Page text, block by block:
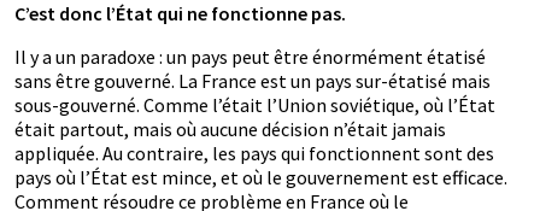
C’est donc l’État qui ne fonctionne pas.
Il y a un paradoxe : un pays peut être énormément étatisé
sans être gouverné. La France est un pays sur-étatisé mais
sous-gouverné. Comme l’était l’Union soviétique, où l’État
était partout, mais où aucune décision n’était jamais
appliquée. Au contraire, les pays qui fonctionnent sont des
pays où l’État est mince, et où le gouvernement est efficace.
Comment résoudre ce problème en France où le